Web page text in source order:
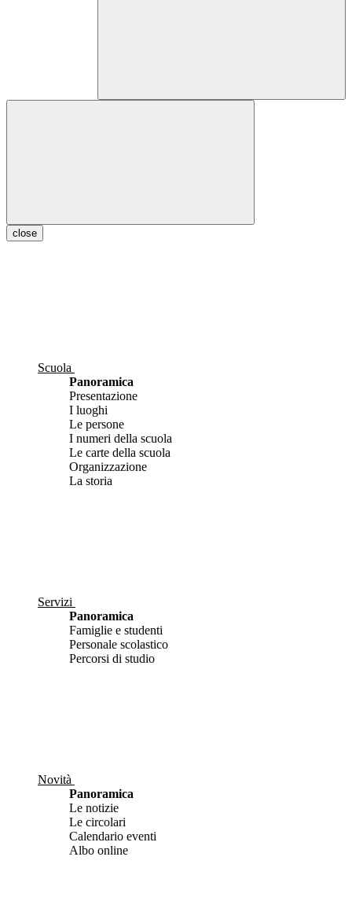
close
Scuola
Panoramica
Presentazione
I luoghi
Le persone
I numeri della scuola
Le carte della scuola
Organizzazione
La storia
Servizi
Panoramica
Famiglie e studenti
Personale scolastico
Percorsi di studio
Novità
Panoramica
Le notizie
Le circolari
Calendario eventi
Albo online